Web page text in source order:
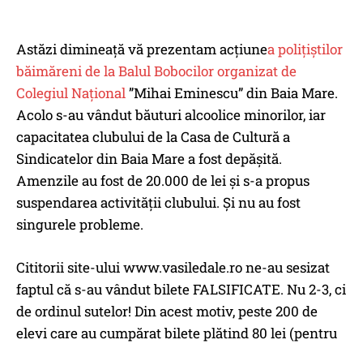
Astăzi dimineață vă prezentam acțiunea polițiștilor
băimăreni de la Balul Bobocilor organizat de
Colegiul Național”Mihai Eminescu” din Baia Mare.
Acolo s-au vândut băuturi alcoolice minorilor, iar
capacitatea clubului de la Casa de Cultură a
Sindicatelor din Baia Mare a fost depășită.
Amenzile au fost de 20.000 de lei și s-a propus
suspendarea activității clubului. Și nu au fost
singurele probleme.
Cititorii site-ului www.vasiledale.ro ne-au sesizat
faptul că s-au vândut bilete FALSIFICATE. Nu 2-3, ci
de ordinul sutelor! Din acest motiv, peste 200 de
elevi care au cumpărat bilete plătind 80 lei (pentru